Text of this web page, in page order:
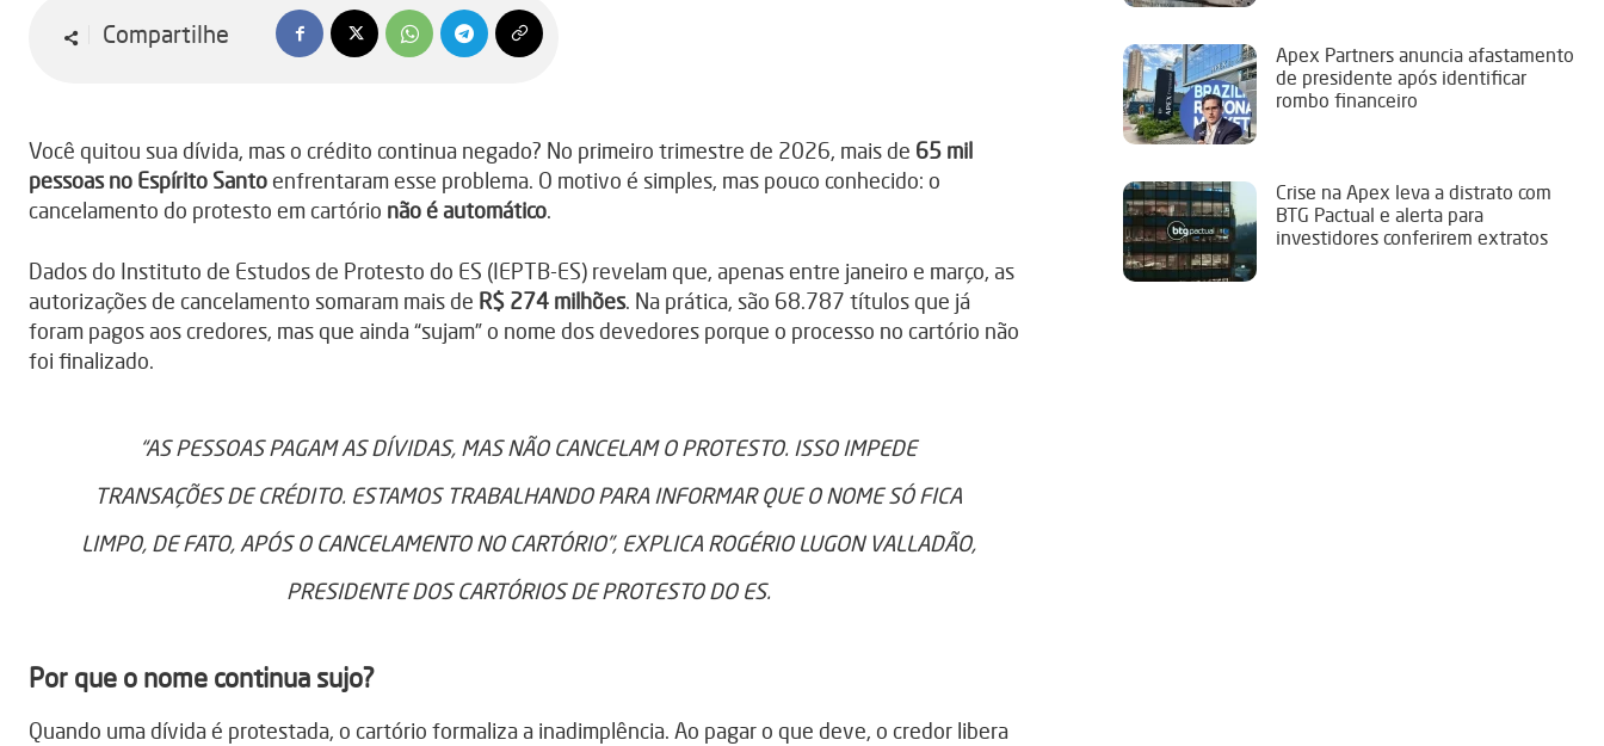
Compartilhe
Você quitou sua dívida, mas o crédito continua negado? No primeiro trimestre de 2026, mais de 65 mil
pessoas no Espírito Santo enfrentaram esse problema. O motivo é simples, mas pouco conhecido: o
cancelamento do protesto em cartório não é automático.
Dados do Instituto de Estudos de Protesto do ES (IEPTB-ES) revelam que, apenas entre janeiro e março, as
autorizações de cancelamento somaram mais de R$ 274 milhões. Na prática, são 68.787 títulos que já
foram pagos aos credores, mas que ainda “sujam” o nome dos devedores porque o processo no cartório não
foi finalizado.
“AS PESSOAS PAGAM AS DÍVIDAS, MAS NÃO CANCELAM O PROTESTO. ISSO IMPEDE
TRANSAÇÕES DE CRÉDITO. ESTAMOS TRABALHANDO PARA INFORMAR QUE O NOME SÓ FICA
LIMPO, DE FATO, APÓS O CANCELAMENTO NO CARTÓRIO”, EXPLICA ROGÉRIO LUGON VALLADÃO,
PRESIDENTE DOS CARTÓRIOS DE PROTESTO DO ES.
Por que o nome continua sujo?
Quando uma dívida é protestada, o cartório formaliza a inadimplência. Ao pagar o que deve, o credor libera
Apex Partners anuncia afastamento
de presidente após identificar
rombo financeiro
Crise na Apex leva a distrato com
BTG Pactual e alerta para
investidores conferirem extratos